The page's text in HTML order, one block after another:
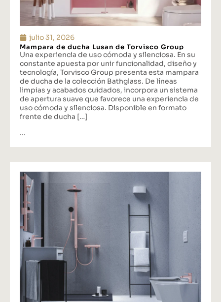
julio 31, 2026
Mampara de ducha Lusan de Torvisco Group
Una experiencia de uso cómoda y silenciosa. En su
constante apuesta por unir funcionalidad, diseño y
tecnología, Torvisco Group presenta esta mampara
de ducha de la colección Bathglass. De líneas
limpias y acabados cuidados, incorpora un sistema
de apertura suave que favorece una experiencia de
uso cómoda y silenciosa. Disponible en formato
frente de ducha […]
...